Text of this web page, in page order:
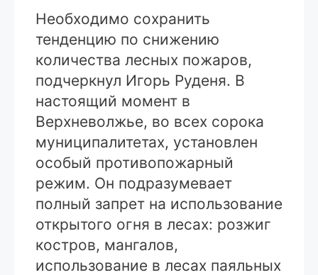
Необходимо сохранить
тенденцию по снижению
количества лесных пожа­ров,
подчеркнул Игорь Руденя. В
настоящий момент в
Верхневолжье, во всех сорока
муниципалитетах, установлен
особый противопожарный
режим. Он подразумевает
полный запрет на использование
открытого огня в лесах: розжиг
костров, мангалов,
использование в лесах паяльных